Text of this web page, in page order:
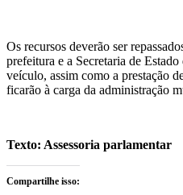
Os recursos deverão ser
prefeitura e a Secretaria de
veículo, assim como a prestação
ficarão à carga da administração
Texto: Assessoria parlamentar
Compartilhe isso: